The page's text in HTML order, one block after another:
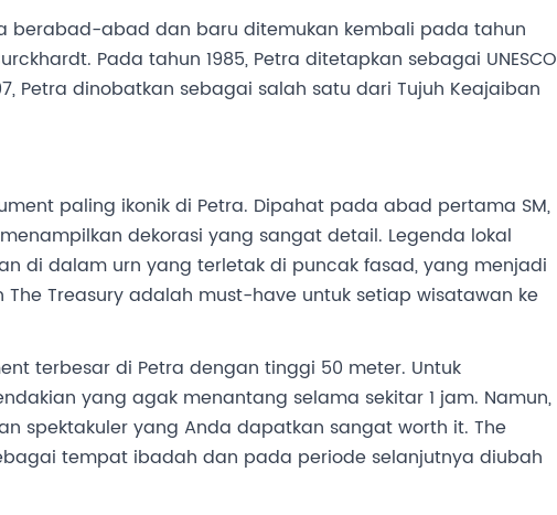
berabad-abad dan baru ditemukan kembali pada tahun
Pada tahun 1985, Petra ditetapkan sebagai UNESCO
Petra dinobatkan sebagai salah satu dari Tujuh Keajaiban
paling ikonik di Petra. Dipahat pada abad pertama SM,
dekorasi yang sangat detail. Legenda lokal
di dalam urn yang terletak di puncak fasad, yang menjadi
The Treasury adalah must-have untuk setiap wisatawan ke
terbesar di Petra dengan tinggi 50 meter. Untuk
yang agak menantang selama sekitar 1 jam. Namun,
spektakuler yang Anda dapatkan sangat worth it. The
tempat ibadah dan pada periode selanjutnya diubah